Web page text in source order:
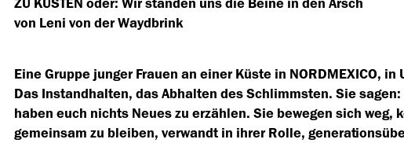
ZU KÜSTEN oder: Wir standen uns die Beine in den Arsch
von Leni von der Waydbrink
Eine Gruppe junger Frauen an einer Küste in NORDMEXICO, in
Das Instandhalten, das Abhalten des Schlimmsten. Sie
haben euch nichts Neues zu erzählen. Sie bewegen sich weg,
gemeinsam zu bleiben, verwandt in ihrer Rolle,